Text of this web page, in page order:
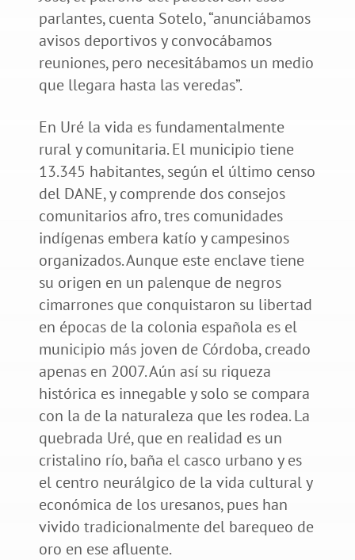
parlantes, cuenta Sotelo, “anunciábamos
avisos deportivos y convocábamos
reuniones, pero necesitábamos un medio
que llegara hasta las veredas”.
En Uré la vida es fundamentalmente
rural y comunitaria. El municipio tiene
13.345 habitantes, según el último censo
del DANE, y comprende dos consejos
comunitarios afro, tres comunidades
indígenas embera katío y campesinos
organizados. Aunque este enclave tiene
su origen en un palenque de negros
cimarrones que conquistaron su libertad
en épocas de la colonia española es el
municipio más joven de Córdoba, creado
apenas en 2007. Aún así su riqueza
histórica es innegable y solo se compara
con la de la naturaleza que les rodea. La
quebrada Uré, que en realidad es un
cristalino río, baña el casco urbano y es
el centro neurálgico de la vida cultural y
económica de los uresanos, pues han
vivido tradicionalmente del barequeo de
oro en ese afluente.